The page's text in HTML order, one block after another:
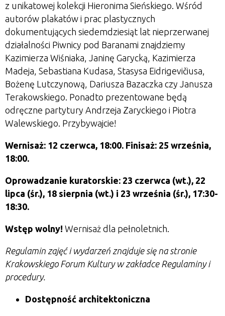
z unikatowej kolekcji Hieronima Sieńskiego. Wśród
autorów plakatów i prac plastycznych
dokumentujących siedemdziesiąt lat nieprzerwanej
działalności Piwnicy pod Baranami znajdziemy
Kazimierza Wiśniaka, Janinę Garycką, Kazimierza
Madeja, Sebastiana Kudasa, Stasysa Eidrigevičiusa,
Bożenę Lutczynową, Dariusza Bazaczka czy Janusza
Terakowskiego. Ponadto prezentowane będą
odręczne partytury Andrzeja Zaryckiego i Piotra
Walewskiego. Przybywajcie!
Wernisaż: 12 czerwca, 18:00. Finisaż: 25 września,
18:00.
Oprowadzanie kuratorskie: 23 czerwca (wt.), 22
lipca (śr.), 18 sierpnia (wt.) i 23 września (śr.), 17:30-
18:30.
Wstęp wolny! Wernisaż dla pełnoletnich.
Regulamin zajęć i wydarzeń znajduje się na stronie
Krakowskiego Forum Kultury w zakładce Regulaminy i
procedury.
Dostępność architektoniczna